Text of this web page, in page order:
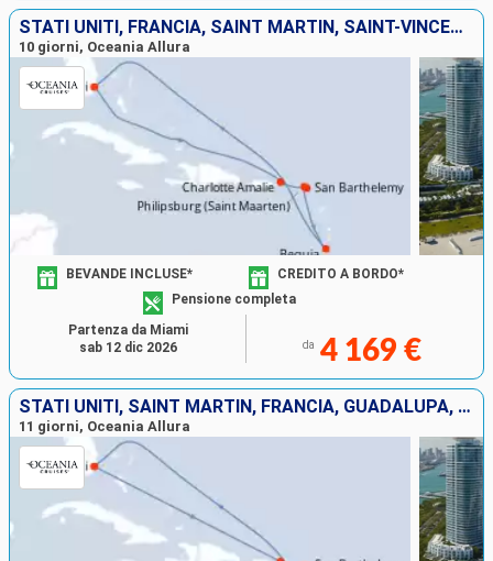
STATI UNITI, FRANCIA, SAINT MARTIN, SAINT-VINCENT E LE GRENADINE
10 giorni, Oceania Allura
BEVANDE INCLUSE*
CREDITO A BORDO*
Pensione completa
da 4 169 €
Partenza da Miami
sab 12 dic 2026
STATI UNITI, SAINT MARTIN, FRANCIA, GUADALUPA, SAINT-VINCENT E LE GRENADINE
11 giorni, Oceania Allura